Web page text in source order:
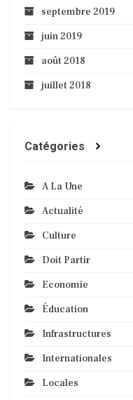
septembre 2019
juin 2019
août 2018
juillet 2018
Catégories
A La Une
Actualité
Culture
Doit Partir
Economie
Éducation
Infrastructures
Internationales
Locales